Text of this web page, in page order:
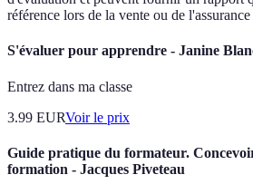
référence lors de la vente ou de
S'évaluer pour apprendre - Janine
Entrez dans ma classe
3.99 EURVoir le prix
Guide pratique du formateur.
formation - Jacques Piveteau